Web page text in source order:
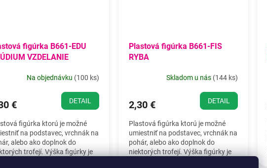
figúrka B661-EDU
VZDELANIE
Na objednávku (100 ks)
€ DETAIL
figúrka ktorú je možné
na podstavec, vrchnák na
alebo ako doplnok do
trofejí. Výška figúrky je
Plastová figúrka B661-FIS
RYBA
Skladom u nás (144 ks)
2,30 € DETAIL
Plastová figúrka ktorú je možné
umiestniť na podstavec, vrchnák na
pohár, alebo ako doplnok do
niektorých trofejí. Výška figúrky je